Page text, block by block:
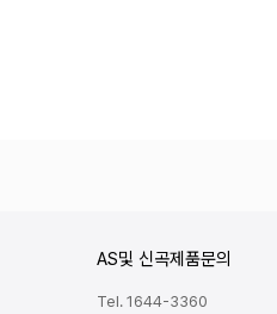
AS및 신곡제품문의
Tel. 1644-3360